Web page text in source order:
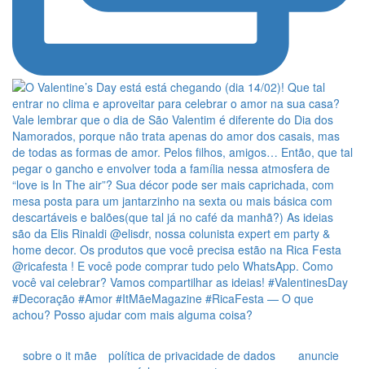
sobre o it mãe política de privacidade de dados
anuncie